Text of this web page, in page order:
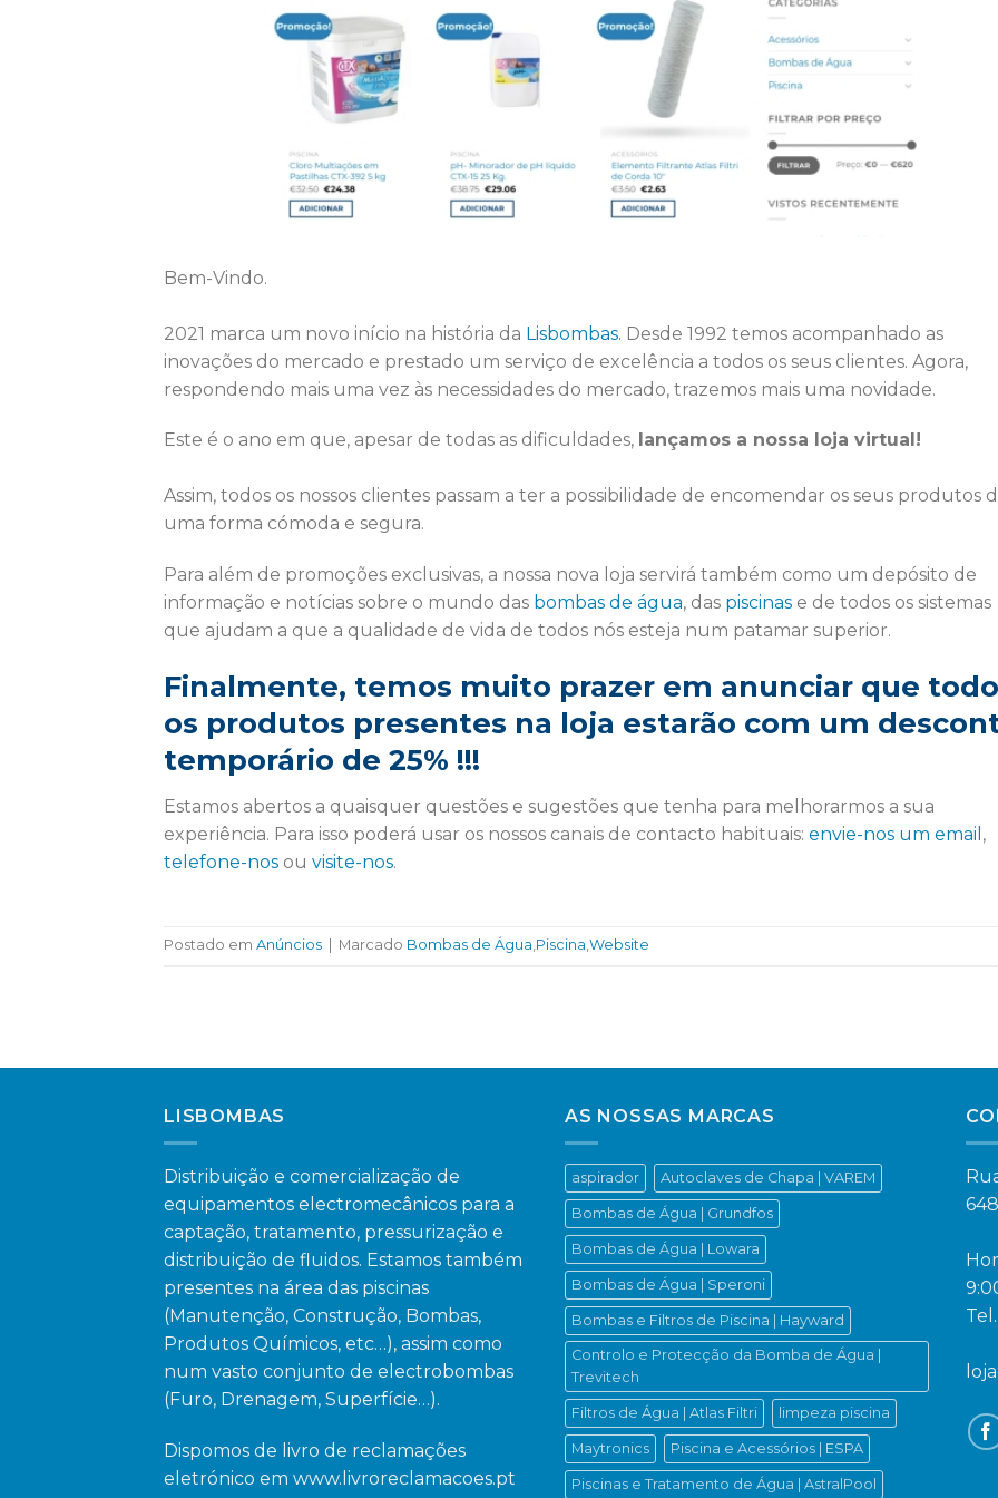
Bem-Vindo.
2021 marca um novo início na história da Lisbombas. Desde 1992 temos acompanhado as
inovações do mercado e prestado um serviço de excelência a todos os seus clientes. Agora,
respondendo mais uma vez às necessidades do mercado, trazemos mais uma novidade.
Este é o ano em que, apesar de todas as dificuldades, lançamos a nossa loja virtual!
Assim, todos os nossos clientes passam a ter a possibilidade de encomendar os seus produtos
uma forma cómoda e segura.
Para além de promoções exclusivas, a nossa nova loja servirá também como um depósito de
informação e notícias sobre o mundo das bombas de água, das piscinas e de todos os sistemas
que ajudam a que a qualidade de vida de todos nós esteja num patamar superior.
Finalmente, temos muito prazer em anunciar que
os produtos presentes na loja estarão com um
temporário de 25% !!!
Estamos abertos a quaisquer questões e sugestões que tenha para melhorarmos a sua
experiência. Para isso poderá usar os nossos canais de contacto habituais: envie-nos um email ,
telefone-nos ou visite-nos.
Postado em Anúncios Marcado Bombas de Água Piscina Website
LISBOMBAS
Distribuição e comercialização de
equipamentos electromecânicos para a
captação, tratamento, pressurização e
distribuição de fluidos. Estamos também
presentes na área das piscinas
(Manutenção, Construção, Bombas,
Produtos Químicos, etc…), assim como
num vasto conjunto de electrobombas
(Furo, Drenagem, Superfície…).
Dispomos de livro de reclamações
eletrónico em www.livroreclamacoes.pt
AS NOSSAS MARCAS
aspirador Autoclaves de Chapa | VAREM
Bombas de Água | Grundfos
Bombas de Água | Lowara
Bombas de Água | Speroni
Bombas e Filtros de Piscina | Hayward
Controlo e Protecção da Bomba de Água |
Trevitech
Filtros de Água | Atlas Filtri limpeza piscina
Maytronics Piscina e Acessórios | ESPA
Piscinas e Tratamento de Água | AstralPool